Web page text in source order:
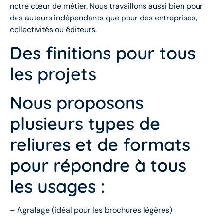
notre cœur de métier. Nous travaillons aussi bien pour
des auteurs indépendants que pour des entreprises,
collectivités ou éditeurs.
Des finitions pour tous
les projets
Nous proposons
plusieurs types de
reliures et de formats
pour répondre à tous
les usages :
– Agrafage (idéal pour les brochures légères)